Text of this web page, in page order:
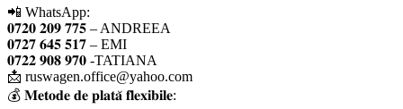
📲 WhatsApp:
𝟎𝟕𝟐𝟎 𝟐𝟎𝟗 𝟕𝟕𝟓 – ANDREEA
𝟎𝟕𝟐𝟕 𝟔𝟒𝟓 𝟓𝟏𝟕 – EMI
𝟎𝟕𝟐𝟐 𝟗𝟎𝟖 𝟗𝟕𝟎 -TATIANA
📩 ruswagen.office@yahoo.com
💰 𝐌𝐞𝐭𝐨𝐝𝐞 𝐝𝐞 𝐩𝐥𝐚𝐭𝐚̆ 𝐟𝐥𝐞𝐱𝐢𝐛𝐢𝐥𝐞: